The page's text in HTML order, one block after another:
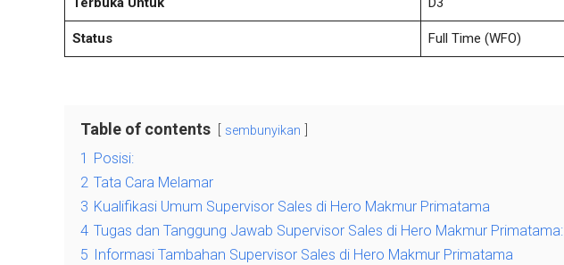
Status Full Time (WFO)
Table of contents sembunyikan
1
Posisi:
2 Tata Cara Melamar
3 Kualifikasi Umum Supervisor Sales di Hero Makmur Primatama
4 Tugas dan Tanggung Jawab Supervisor Sales di Hero Makmur Primatama:
5
Informasi Tambahan Supervisor Sales di Hero Makmur Primatama